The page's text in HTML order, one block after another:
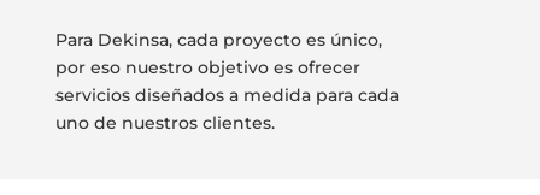
Para Dekinsa, cada proyecto es único,
por eso nuestro objetivo es ofrecer
servicios diseñados a medida para cada
uno de nuestros clientes.